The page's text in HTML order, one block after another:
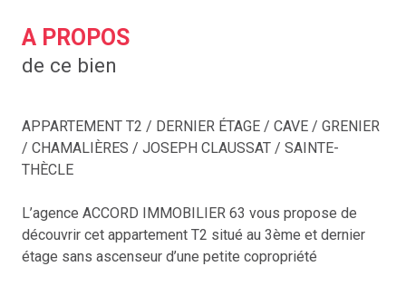
A PROPOS
de ce bien
APPARTEMENT T2 / DERNIER ÉTAGE / CAVE / GRENIER
/ CHAMALIÈRES / JOSEPH CLAUSSAT / SAINTE-
THÈCLE
L’agence ACCORD IMMOBILIER 63 vous propose de
découvrir cet appartement T2 situé au 3ème et dernier
étage sans ascenseur d’une petite copropriété